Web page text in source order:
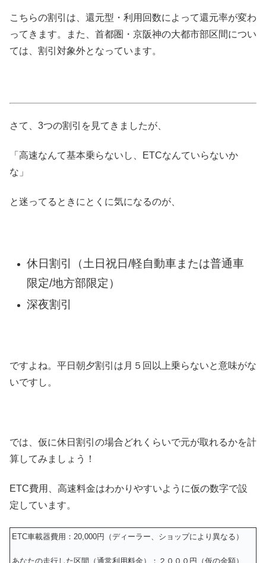
こちらの割引は、還元型・利用回数によって還元率が変わ
ってきます。また、首都圏・京阪神の大都市部区間につい
ては、割引対象外となっています。
さて、3つの割引を見てきましたが、
「高速なんて基本乗らないし、ETCなんていらないか
な」
と迷ってるときにとくに気になるのが、
休日割引（土日祝日/軽自動車または普通車
限定/地方部限定）
深夜割引
ですよね。平日朝夕割引は月５回以上乗らないと意味がな
いですし。
では、仮に休日割引の場合どれくらいで元が取れるかを計
算してみましょう！
ETC費用、高速料金はわかりやすいように仮の数字で設
定しています。
ETC車載器費用：20,000円（ディーラー、ショップにより異なる）
あなたの走行した区間（通常利用料金）：２０００円（仮の金額）